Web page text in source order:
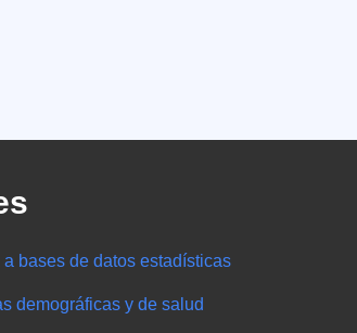
bases de datos estadísticas
demográficas y de salud